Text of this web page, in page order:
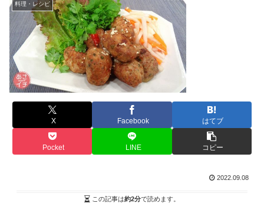
料理・レシピ
X Facebook はてブ
Pocket LINE コピー
2022.09.08
この記事は約2分で読めます。